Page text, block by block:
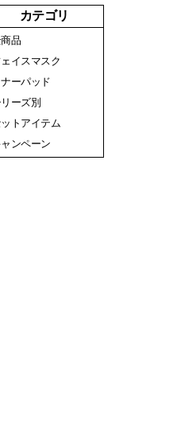
カテゴリ
品
イスマスク
ナーパッド
ーズ別
トアイテム
ンペーン